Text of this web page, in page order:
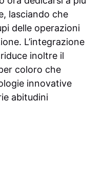
lasciando che
delle operazioni
L’integrazione
inoltre il
coloro che
innovative
abitudini